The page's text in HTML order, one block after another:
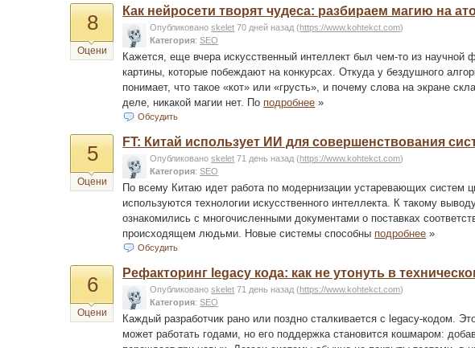
8
Оцени
Как нейросети творят чудеса: разбираем магию на
Опубликованоskelet 70 дней назад(https://www.kohtekct.com)
Категория:SEO
Кажется, еще вчера искусственный интеллект был чем-то из научной
картины, которые побеждают на конкурсах. Откуда у бездушного
понимает, что такое «кот» или «грусть», и почему слова на экране
деле, никакой магии нет. По подробнее »
Обсудить
5
Оцени
FT: Китай использует ИИ для совершенствования
Опубликованоskelet 71 день назад(https://www.kohtekct.com)
Категория:SEO
По всему Китаю идет работа по модернизации устаревающих систем
используются технологии искусственного интеллекта. К такому
ознакомились с многочисленными документами о поставках
происходящем людьми. Новые системы способны подробнее »
Обсудить
6
Оцени
Рефакторинг legacy кода: как не утонуть в
Опубликованоskelet 71 день назад(https://www.kohtekct.com)
Категория:SEO
Каждый разработчик рано или поздно сталкивается с legacy-кодом.
может работать годами, но его поддержка становится кошмаром: